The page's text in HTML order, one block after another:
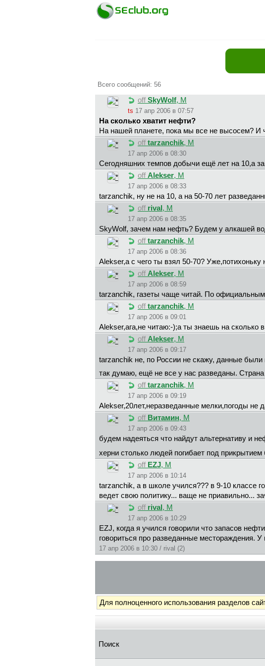
Всего сообщений: 56
off SkyWolf, М
ts 17 апр 2006 в 07:57
На сколько хватит нефти?
На нашей планете, пока мы все не высосем? И
off tarzanchik, М
17 апр 2006 в 08:30
Сегодняшних темпов добычи ещё лет на 10,а
off Alekser, М
17 апр 2006 в 08:33
tarzanchik, ну не на 10, а на 50-70 лет
off rival , М
17 апр 2006 в 08:35
SkyWolf, зачем нам нефть? Будем у алкашей
off tarzanchik, М
17 апр 2006 в 08:36
Alekser,а с чего ты взял 50-70?
off Alekser, М
17 апр 2006 в 08:59
tarzanchik, газеты чаще читай. По
off tarzanchik, М
17 апр 2006 в 09:01
Alekser,ага,не читаю:-);а ты знаешь на сколько
off Alekser, М
17 апр 2006 в 09:17
tarzanchik не, по России не скажу, данные
так думаю, ещё не все у нас разведаны.
off tarzanchik, М
17 апр 2006 в 09:19
Alekser,20лет,неразведанные мелки,погоды не
off Витамин, М
17 апр 2006 в 09:43
будем надеяться что найдут альтернативу и
херни столько людей погибает под
off EZJ, М
17 апр 2006 в 10:14
tarzanchik, а в школе учился??? в 9-10 классе
ведет свою политику... ваще не приавильно...
off rival , М
17 апр 2006 в 10:29
EZJ, когда я учился говорили что запасов
говориться про разведанные местораждения.
17 апр 2006 в 10:30 / rival (2)
Для полноценного использования разделов
Поиск